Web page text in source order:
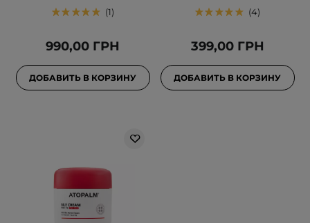
1
990,00 ГРН
ДОБАВИТЬ В КОРЗИНУ
4
399,00 ГРН
ДОБАВИТЬ В КОРЗИНУ